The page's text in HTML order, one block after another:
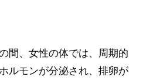
間、女性の体では、周期的
ルモンが分泌され、排卵が